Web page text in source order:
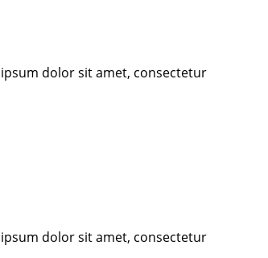
dolor sit amet, consectetur
dolor sit amet, consectetur